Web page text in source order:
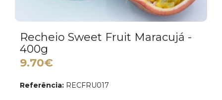
Recheio Sweet Fruit Maracujá -
400g
9.70€
Referência: RECFRU017